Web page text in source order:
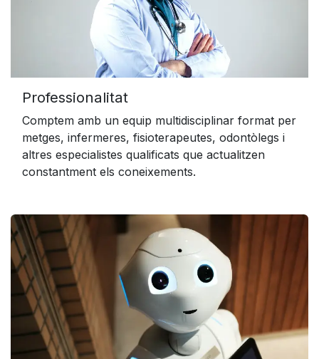
Professionalitat
Comptem amb un equip multidisciplinar format per
metges, infermeres, fisioterapeutes, odontòlegs i
altres especialistes qualificats que actualitzen
constantment els coneixements.